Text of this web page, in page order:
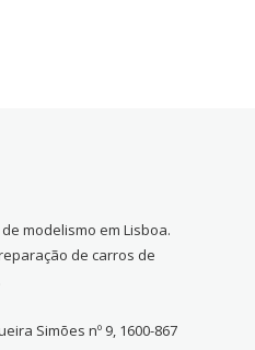
de modelismo em Lisboa.
de carros de
Simões nº 9, 1600-867